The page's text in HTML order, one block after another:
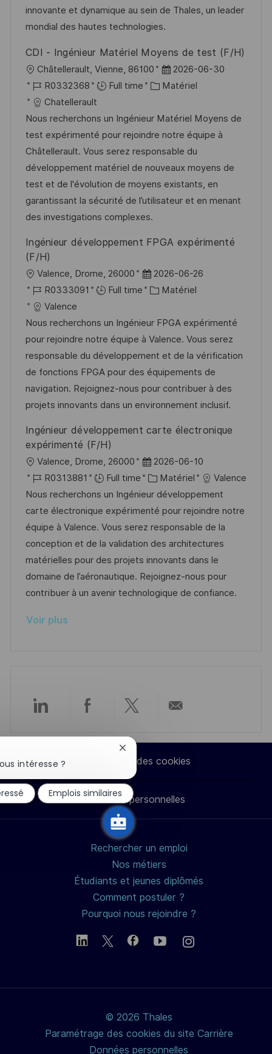
s
a
o
’
a
f
i
c
h
a
g
e
e
n
e
d
u
o
s
t
e
g
o
i
e
innovante et dynamique au sein de Thales, un leader
mondial des hautes technologies.
CDI - Ingénieur Matériel Moyens de test (F/H)
o
c
a
l
i
s
a
t
i
n
Châtellerault, Vienne, 86100
D
a
e
d
’
a
f
f
h
2026-06-30
R
é
f
é
r
e
n
c
e
u
s
t
R0332368 Full time
C
t
é
g
o
r
i
e
Matériel
Chatellerault
Nous recherchons un Ingénieur Matériel Moyens de
test expérimenté pour rejoindre notre équipe à
Châtellerault. Vous serez responsable du
développement matériel de nouveaux moyens de
test et de l'évolution de moyens existants, en
garantissant la sécurité de l’utilisateur et en menant
des investigations complexes.
Ingénieur développement FPGA expérimenté
(F/H)
o
c
a
l
i
s
a
t
o
Valence, Drome, 26000
D
a
e
d
’
a
f
f
c
a
2026-06-26
R
é
f
é
r
e
n
c
d
o
e
R0333091 Full time
C
t
é
g
o
r
i
Matériel
Valence
Nous recherchons un Ingénieur FPGA expérimenté
pour rejoindre notre équipe à Valence. Vous serez
responsable du développement et de la vérification
de fonctions FPGA pour des équipements de
navigation. Rejoignez-nous pour contribuer à des
projets innovants dans un environnement inclusif.
Ingénieur développement carte électronique
expérimenté (F/H)
o
c
a
l
i
s
a
t
o
Valence, Drome, 26000
D
a
t
e
d
’
a
f
f
2026-06-10
R
é
f
é
r
e
n
c
d
R0313881 Full time
C
a
t
é
g
o
r
i
Matériel
Valence
Nous recherchons un Ingénieur développement
carte électronique expérimenté pour rejoindre notre
équipe à Valence. Vous serez responsable de la
conception et de la validation des architectures
matérielles pour des projets innovants dans le
domaine de l’aéronautique. Rejoignez-nous pour
contribuer à un avenir technologique de confiance.
Voir plus
Partager
LinkedIn
Partager
Facebook
Partager
via
twitter
par
e-
mail
Paramètres des cookies
Données personnelles
Rechercher un emploi
Nos métiers
Étudiants et jeunes diplômés
Comment postuler ?
Pourquoi nous rejoindre ?
© 2026 Thales
Paramétrage des cookies du site Carrière
Données personnelles
intéresse ?
Fermer
notification
du
chatbot
Emplois similaires